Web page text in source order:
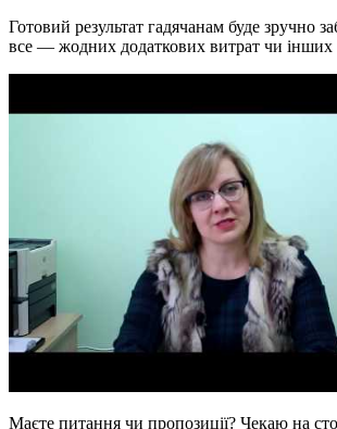
Готовий результат гадячанам буде зручно
все — жодних додаткових витрат чи інших
Маєте питання чи пропозиції? Чекаю на